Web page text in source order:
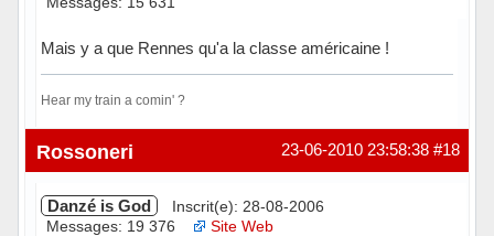
Mais y a que Rennes qu'a la classe américaine !
Hear my train a comin' ?
Hors ligne #18
23-06-2010 23:58:38
Rossoneri
Danzé is God
Inscrit(e): 28-08-2006
Messages: 19 376
Site Web